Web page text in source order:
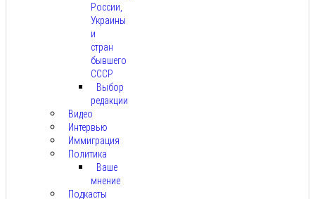
России,
Украины
и
стран
бывшего
СССР
Выбор
редакции
Видео
Интервью
Иммиграция
Политика
Ваше
мнение
Подкасты